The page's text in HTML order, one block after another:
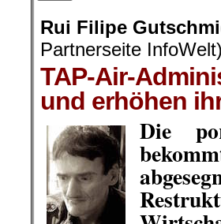
Rui Filipe
Partnerseite InfoWelt)
TAP-Air-
und erhöhen
Die